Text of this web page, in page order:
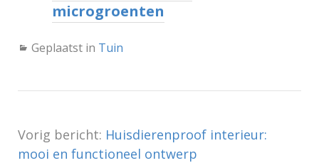
microgroenten
Geplaatst in Tuin
Vorig bericht: Huisdierenproof interieur:
mooi en functioneel ontwerp